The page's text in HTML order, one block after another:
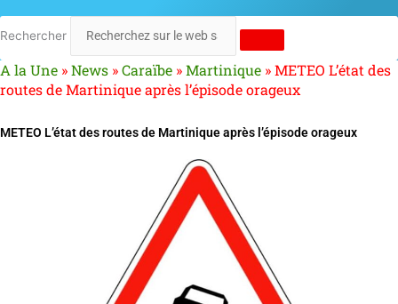
Rechercher
A la Une »News »Caraïbe »Martinique »METEO L’état des
routes de Martinique après l’épisode orageux
METEO L’état des routes de Martinique après l’épisode orageux